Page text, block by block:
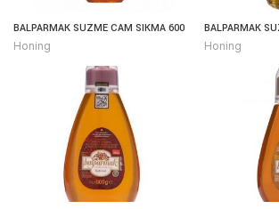
BALPARMAK SUZME CAM SIKMA 600
Honing
BALPARMAK
Honing